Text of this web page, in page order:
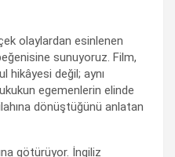
olaylardan esinlenen
sunuyoruz. Film,
hikâyesi değil; aynı
egemenlerin elinde
dönüştüğünü anlatan
götürüyor. İngiliz